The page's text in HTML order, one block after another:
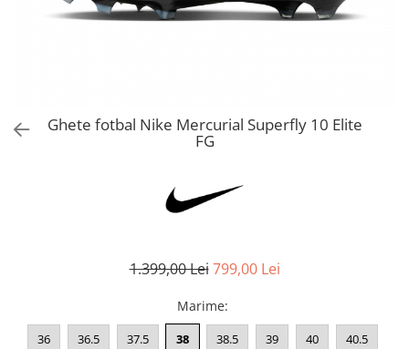
Bluze fotbal copii
Sorturi fotbal femei
Ghete fotbal Nike Mercurial Superfly 10 Elite
FG
1.399,00 Lei 799,00 Lei
Marime:
36 36.5 37.5 38 38.5 39 40 40.5